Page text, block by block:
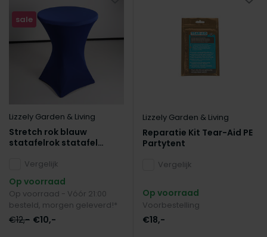
sale
Lizzely Garden & Living
Stretch rok blauw
statafelrok statafel
Vergelijk
Op voorraad
Op voorraad - Vóór 21:00
besteld, morgen geleverd!*
€12,- €10,-
Lizzely Garden & Living
Reparatie Kit Tear-Aid PE
Partytent
Vergelijk
Op voorraad
Voorbestelling
€18,-